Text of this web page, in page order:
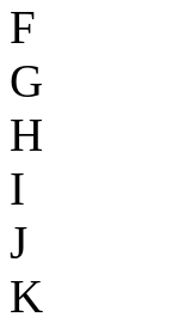
F
G
H
I
J
K